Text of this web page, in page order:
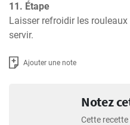
11. Étape
Laisser refroidir les
servir.
Ajouter une note
Notez
Cette recette